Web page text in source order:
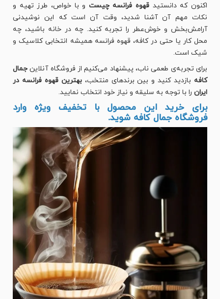
اکنون که دانستید قهوه فرانسه چیست و با خواص، طرز تهیه و
نکات مهم آن آشنا شدید، وقت آن است که این نوشیدنی
آرامش‌بخش و خوش‌عطر را تجربه کنید. چه در خانه باشید، چه
محل کار یا حتی در کافه، قهوه فرانسه همیشه انتخابی کلاسیک و
شیک است.
برای تجربه‌ی طعمی ناب، پیشنهاد می‌کنیم از فروشگاه آنلاین جمال
کافه بازدید کنید و بین برندهای منتخب،بهترین قهوه فرانسه در
ایران را با توجه به سلیقه و نیاز خود انتخاب نمایید.
برای خرید این محصول با تخفیف ویژه وارد
فروشگاه جمال کافه شوید.